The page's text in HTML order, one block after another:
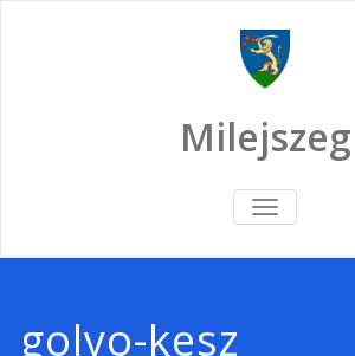
Milejszeg
TOGGLE
NAVIGATION
golyo-kesz